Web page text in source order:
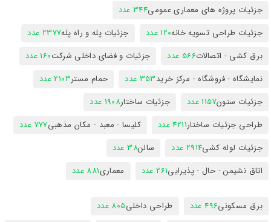
جزئیات پروژه های معماری عمومی344 عدد
جزئیات طراحی تسویه خانه120 عدد جزئیات پله و راه پله2377 عدد
برق کشی - اتصالات566 عدد جزئیات و فضای داخلی شرکت160 عدد
نمایشگاه - فروشگاه - مرکز خرید353 عدد حمام مستر2103 عدد
جزئیات ستون1157 عدد جزئیات ساختار1908 عدد
طراحی جزئیات ساختار4211 عدد کلیسا - معبد - مکان مذهبی777 عدد
جزئیات لوله کشی2914 عدد سالن38 عدد
اتاق نشیمن - حال - پذیرایی261 عدد معماری881 عدد
برق مسکونی496 عدد طراحی داخلی805 عدد